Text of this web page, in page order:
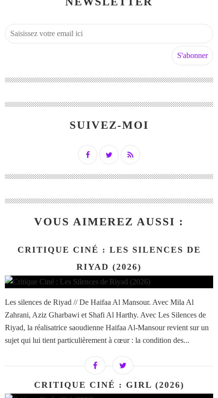
SUIVEZ-MOI
VOUS AIMEREZ AUSSI :
CRITIQUE CINÉ : LES SILENCES DE
RIYAD (2026)
Les silences de Riyad // De Haifaa Al Mansour. Avec Mila Al
Zahrani, Aziz Gharbawi et Shafi Al Harthy. Avec Les Silences de
Riyad, la réalisatrice saoudienne Haifaa Al-Mansour revient sur un
sujet qui lui tient particulièrement à cœur : la condition des...
CRITIQUE CINÉ : GIRL (2026)